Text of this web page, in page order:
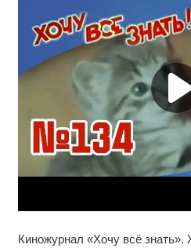
Киножурнал «Хочу всё